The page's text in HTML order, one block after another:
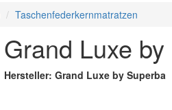
Taschenfederkernmatratzen
Grand Luxe
Hersteller: Grand Luxe by Superba